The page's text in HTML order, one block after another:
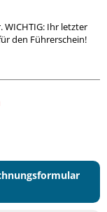
Ihr letzter
den Führerschein!